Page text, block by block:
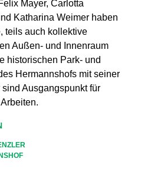
Mayer, Carlotta
Katharina Weimer haben
teils auch kollektive
Außen- und Innenraum
historischen Park- und
Hermannshofs mit seiner
Ausgangspunkt für